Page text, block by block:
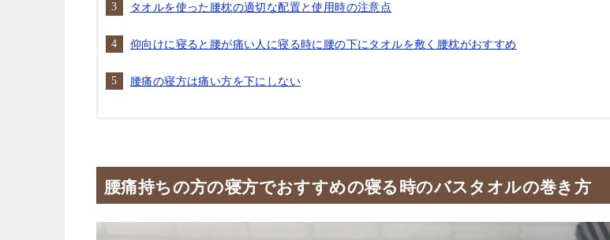
タオルを使った腰枕の適切な配置と使用時の注意点
仰向けに寝ると腰が痛い人に寝る時に腰の下にタオルを敷く腰枕がおすすめ
腰痛の寝方は痛い方を下にしない
腰痛持ちの方の寝方でおすすめの寝る時のバスタオルの巻き方